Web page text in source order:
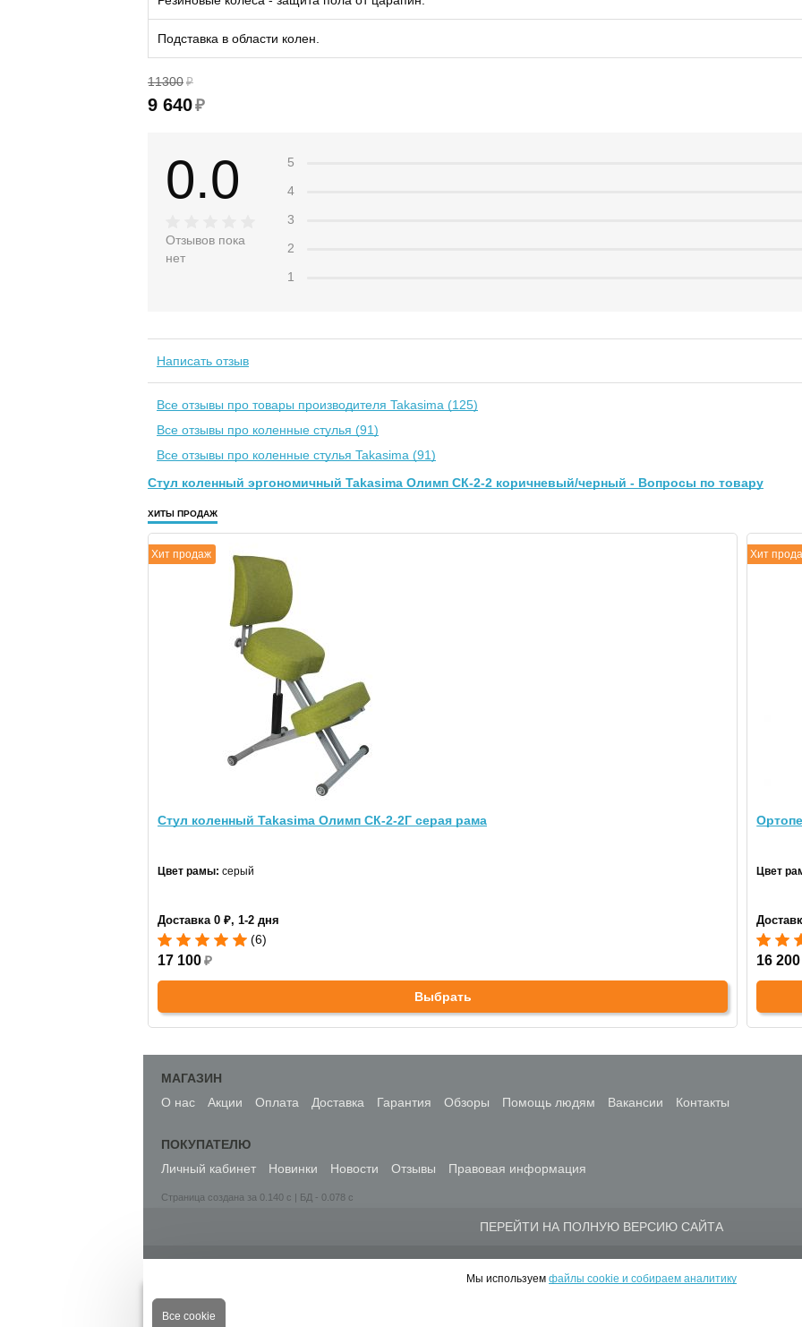
Подставка в области колен.
11300 ₽
9 640₽
0.0
Отзывов пока
нет
5
4
3
2
1
Написать отзыв
Все отзывы про товары производителя Takasima (125)
Все отзывы про коленные стулья (91)
Все отзывы про коленные стулья Takasima (91)
Стул коленный эргономичный Takasima Олимп СК-2-2 коричневый/черный - Вопросы по товару
ХИТЫ ПРОДАЖ
Хит продаж
Стул коленный Takasima Олимп СК-2-2Г серая рама
Цвет рамы: серый
Доставка 0 ₽, 1-2 дня
(6)
17 100₽
Выбрать
Хит
Цвет
16 200
МАГАЗИН
О нас
Акции Оплата Доставка Гарантия Обзоры Помощь людям Вакансии Контакты
ПОКУПАТЕЛЮ
Личный кабинет
Новинки Новости Отзывы Правовая информация
Страница создана за 0.140 с | БД - 0.078 с
ПЕРЕЙТИ НА ПОЛНУЮ ВЕРСИЮ САЙТА
Мы используем файлы cookie и собираем аналитику
Все cookie